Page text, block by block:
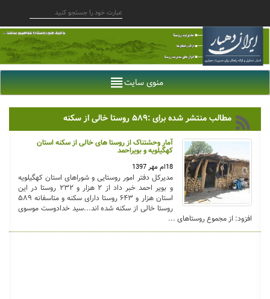
منوی سایت
مطالب منتشر شده برای :۵۸۹ روستا خالی از سکنه
آمار وحشتناک از روستا های خالی از سکنه استان
کهگیلویه و بویراحمد
18ام مهر 1397
مدیرکل دفتر امور روستایی و شورا‌های استان کهگیلویه
و بویر احمد خبر داد از ۲ هزار و ۲۳۲ روستا در این
استان هزار و ۶۴۳ روستا دارای سکنه و متاسفانه ۵۸۹
روستا خالی از سکنه شده اند...سید خدادوست موسوی
افزود: از مجموع روستا‌های ...